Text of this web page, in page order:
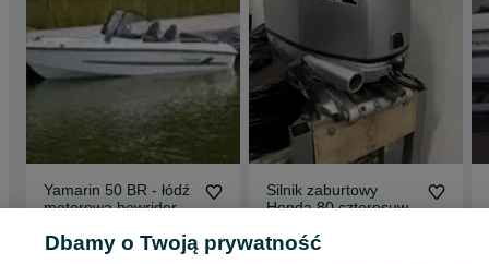
Yamarin 50 BR - łódź
motorowa bowrider,
Szczecin, Golęcino
Silnik zaburtowy
Honda 80 czterosuw
Dbamy o Twoją prywatność